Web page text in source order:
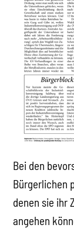
Bei den
Bürgerlichen
denen sie ihr
angehen